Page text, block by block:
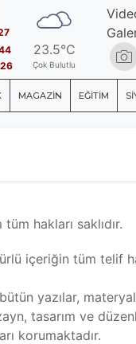
23.5°C
Çok Bulutlu
MAGAZİN EĞİTİM
hakları saklıdır.
içeriğin tüm telif
yazılar,
tasarım ve
korumaktadır.